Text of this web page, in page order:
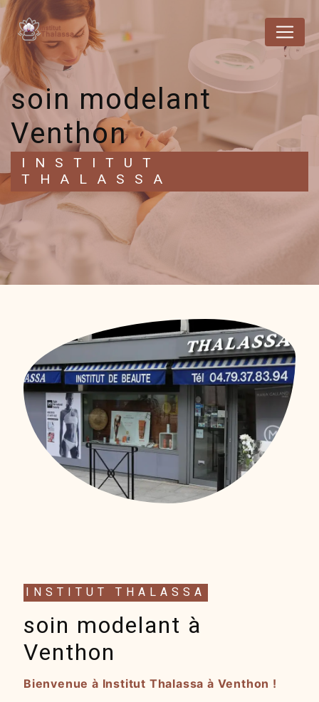
soin modelant
Venthon
INSTITUT
THALASSA
INSTITUT THALASSA
soin modelant à
Venthon
Bienvenue à Institut Thalassa à Venthon !
Panneau de gestion des cookies